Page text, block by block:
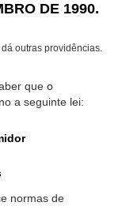
DE 1990.
outras providências.
que o
a seguinte lei:
normas de